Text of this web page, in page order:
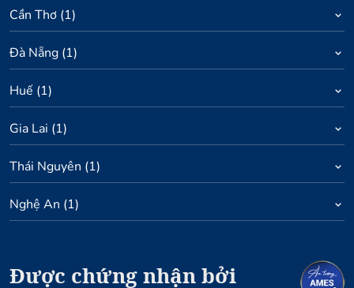
Cần Thơ (1)
Đà Nẵng (1)
Huế (1)
Gia Lai (1)
Thái Nguyên (1)
Nghệ An (1)
Được chứng nhận bởi